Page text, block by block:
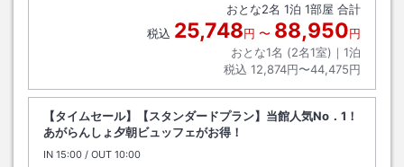
おとな2名 1泊 1部屋 合計
税込 25,748円 〜 88,950円
おとな1名 (2名1室)｜ 1泊
税込 12,874円〜44,475円
【タイムセール】【スタンダードプラン】当館人気No．1！
あがらんしょ夕朝ビュッフェがお得！
IN チェックイン
15:00 / OUT チェックアウト
10:00